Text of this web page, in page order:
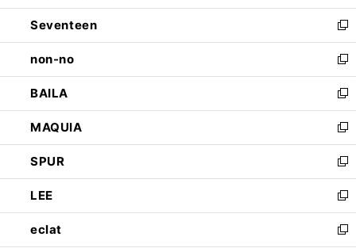
開
く
ウ
で
開
く
ン
ド
ウ
で
開
く
Seventeen
新
し
い
ウ
ィ
ン
ド
ウ
で
開
く
non-no
新
し
い
ウ
ィ
ン
ド
ウ
で
開
く
BAILA
新
し
い
ウ
ィ
ン
ド
ウ
で
開
MAQUIA
新
し
い
ウ
ィ
ン
ド
ウ
SPUR
新
し
い
ウ
ィ
ン
LEE
新
し
い
ウ
eclat
新